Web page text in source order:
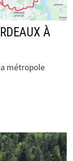
À
métropole